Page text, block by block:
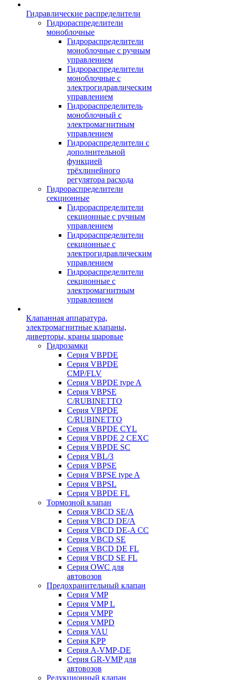
Гидравлические распределители
Гидрораспределители
моноблочные
Гидрораспределители
моноблочные с ручным
управлением
Гидрораспределители
моноблочные с
электрогидравлическим
управлением
Гидрораспределитель
моноблочный с
электромагнитным
управлением
Гидрораспределители с
дополнительной
функцией
трёхлинейного
регулятора расхода
Гидрораспределители
секционные
Гидрораспределители
секционные с ручным
управлением
Гидрораспределители
секционные с
электрогидравлическим
управлением
Гидрораспределители
секционные с
электромагнитным
управлением
Клапанная аппаратура,
электромагнитные клапаны,
диверторы, краны шаровые
Гидрозамки
Серия VBPDE
Серия VBPDE
CMP/FLV
Серия VBPDE type A
Серия VBPSE
C/RUBINETTO
Серия VBPDE
C/RUBINETTO
Серия VBPDE CYL
Серия VBPDE 2 CEXC
Серия VBPDE SC
Серия VBL/3
Серия VBPSE
Серия VBPSE type A
Серия VBPSL
Серия VBPDE FL
Тормозной клапан
Серия VBCD SE/A
Серия VBCD DE/A
Серия VBCD DE-A CC
Серия VBCD SE
Серия VBCD DE FL
Серия VBCD SE FL
Серия OWC для
автовозов
Предохранительный клапан
Серия VMP
Серия VMP L
Серия VMPP
Серия VMPD
Серия VAU
Серия KPP
Серия A-VMP-DE
Серия GR-VMP для
автовозов
Редукционный клапан